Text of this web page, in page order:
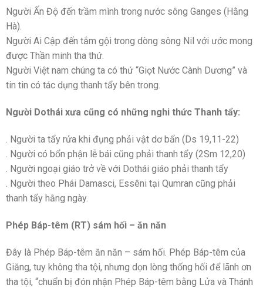
Người Ấn Độ đến trầm mình trong nước sông Ganges (Hằng
Hà).
Người Ai Cập đến tắm gội trong dòng sông Nil với ước mong
được Thần minh tha thứ.
Người Việt nam chúng ta có thứ “Giọt Nước Cành Dương” và
tin tin có tác dụng thanh tẩy bên trong.
Người Dothái xưa cũng có những nghi thức Thanh tẩy:
. Người ta tẩy rửa khi đụng phải vật dơ bẩn (Ds 19,11-22)
. Người có bổn phận lễ bái cũng phải thanh tẩy (2Sm 12,20)
. Người ngoại giáo trở về với Dothái giáo phải thanh tẩy
. Người theo Phái Damasci, Essêni tại Qumran cũng phải
thanh tẩy hằng ngày.
Phép Báp-têm (RT) sám hối – ăn năn
Đây là Phép Báp-têm ăn năn – sám hối. Phép Báp-têm của
Giăng, tuy không tha tội, nhưng dọn lòng thống hối để lãnh ơn
tha tội, “chuẩn bị đón nhận Phép Báp-têm bằng Lửa và Thánh